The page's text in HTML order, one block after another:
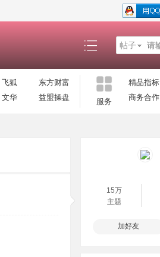
帖子
飞狐
东方财富
文华 益盟操盘 服务
精品指标
商务合作
15万
主题
加好友